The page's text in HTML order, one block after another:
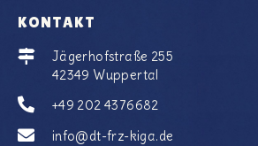
KONTAKT
Jägerhofstraße 255
42349 Wuppertal
+49 202 4376682
info@dt-frz-kiga.de